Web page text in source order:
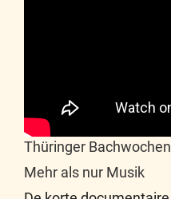
Thüringer Bachwochen
Mehr als nur Musik